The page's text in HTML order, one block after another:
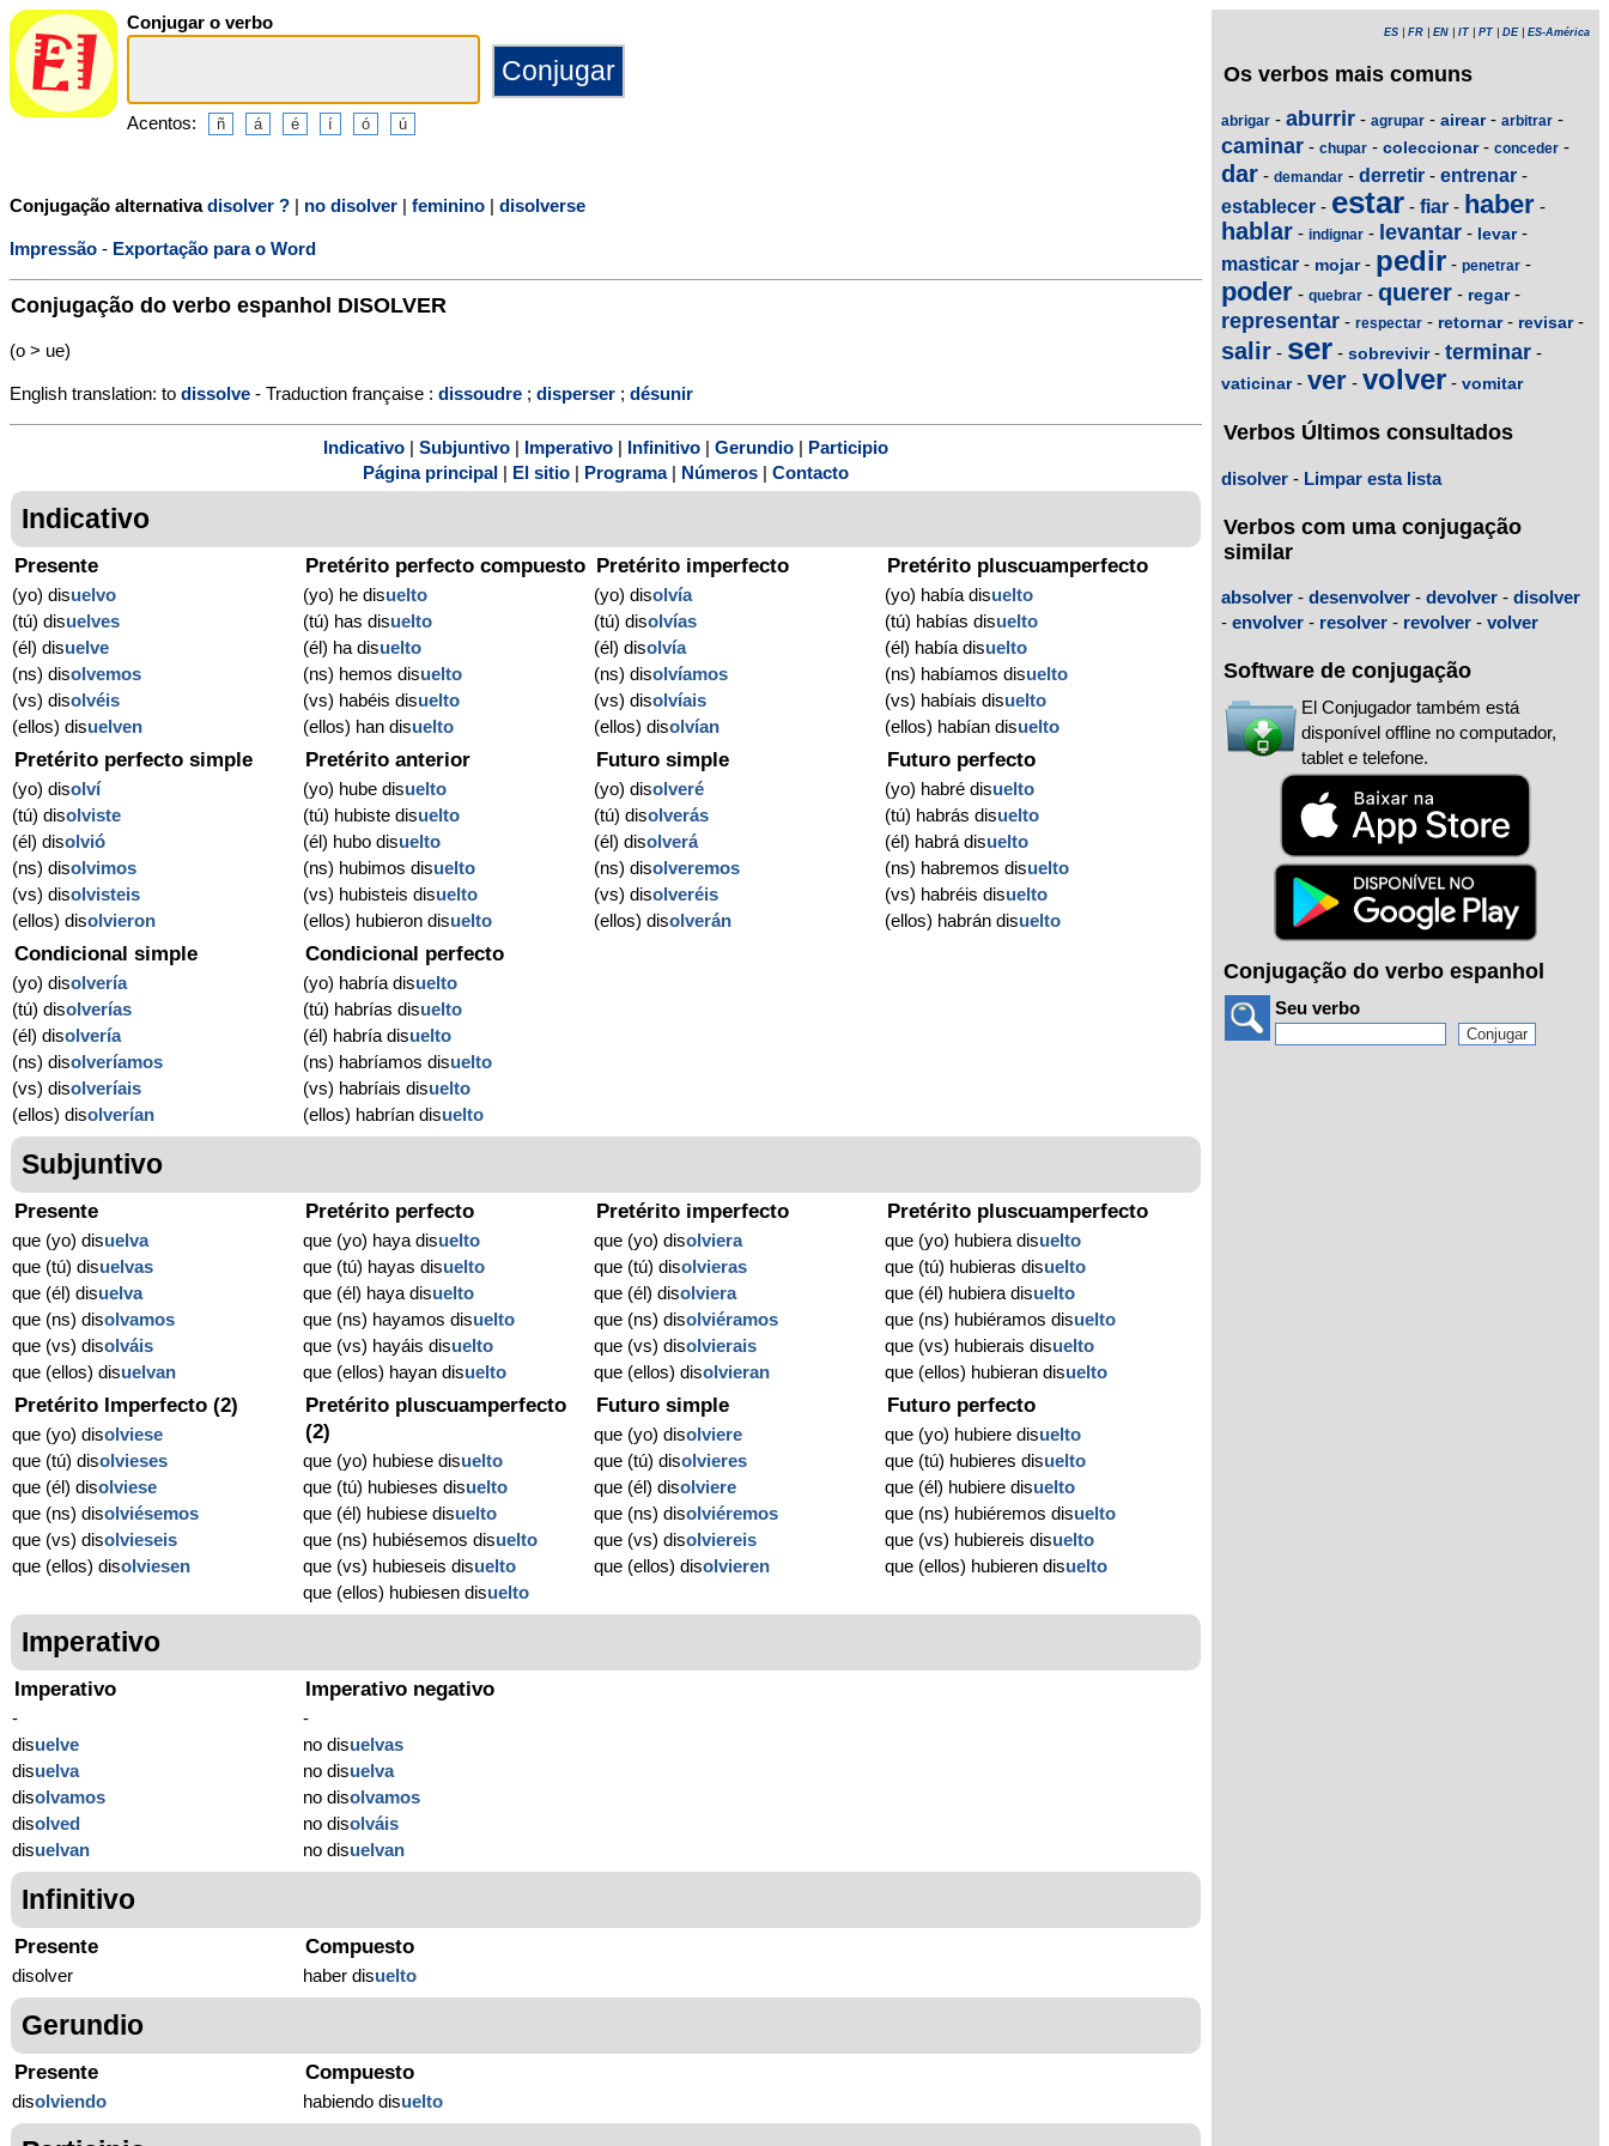
Conjugar o verbo
Acentos:
Conjugação alternativadisolver ? | no disolver | feminino | disolverse
Impressão - Exportação para o Word
Conjugação do verbo espanhol DISOLVER
(o > ue)
English translation: to dissolve - Traduction française : dissoudre ; disperser ; désunir
Indicativo | Subjuntivo | Imperativo | Infinitivo | Gerundio | Participio
Página principal | El sitio | Programa| Números | Contacto
Indicativo
Presente
(yo) disuelvo
(tú) disuelves
(él) disuelve
(ns) disolvemos
(vs) disolvéis
(ellos) disuelven
Pretérito perfecto compuesto
(yo) he disuelto
(tú) has disuelto
(él) ha disuelto
(ns) hemos disuelto
(vs) habéis disuelto
(ellos) han disuelto
Pretérito imperfecto
(yo) disolvía
(tú) disolvías
(él) disolvía
(ns) disolvíamos
(vs) disolvíais
(ellos) disolvían
Pretérito pluscuamperfecto
(yo) había disuelto
(tú) habías disuelto
(él) había disuelto
(ns) habíamos disuelto
(vs) habíais disuelto
(ellos) habían disuelto
Pretérito perfecto simple
(yo) disolví
(tú) disolviste
(él) disolvió
(ns) disolvimos
(vs) disolvisteis
(ellos) disolvieron
Pretérito anterior
(yo) hube disuelto
(tú) hubiste disuelto
(él) hubo disuelto
(ns) hubimos disuelto
(vs) hubisteis disuelto
(ellos) hubieron disuelto
Futuro simple
(yo) disolveré
(tú) disolverás
(él) disolverá
(ns) disolveremos
(vs) disolveréis
(ellos) disolverán
Futuro perfecto
(yo) habré disuelto
(tú) habrás disuelto
(él) habrá disuelto
(ns) habremos disuelto
(vs) habréis disuelto
(ellos) habrán disuelto
Condicional simple
(yo) disolvería
(tú) disolverías
(él) disolvería
(ns) disolveríamos
(vs) disolveríais
(ellos) disolverían
Condicional perfecto
(yo) habría disuelto
(tú) habrías disuelto
(él) habría disuelto
(ns) habríamos disuelto
(vs) habríais disuelto
(ellos) habrían disuelto
Subjuntivo
Presente
que (yo) disuelva
que (tú) disuelvas
que (él) disuelva
que (ns) disolvamos
que (vs) disolváis
que (ellos) disuelvan
Pretérito perfecto
que (yo) haya disuelto
que (tú) hayas disuelto
que (él) haya disuelto
que (ns) hayamos disuelto
que (vs) hayáis disuelto
que (ellos) hayan disuelto
Pretérito imperfecto
que (yo) disolviera
que (tú) disolvieras
que (él) disolviera
que (ns) disolviéramos
que (vs) disolvierais
que (ellos) disolvieran
Pretérito pluscuamperfecto
que (yo) hubiera disuelto
que (tú) hubieras disuelto
que (él) hubiera disuelto
que (ns) hubiéramos disuelto
que (vs) hubierais disuelto
que (ellos) hubieran disuelto
Pretérito Imperfecto (2)
que (yo) disolviese
que (tú) disolvieses
que (él) disolviese
que (ns) disolviésemos
que (vs) disolvieseis
que (ellos) disolviesen
Pretérito pluscuamperfecto
(2)
que (yo) hubiese disuelto
que (tú) hubieses disuelto
que (él) hubiese disuelto
que (ns) hubiésemos disuelto
que (vs) hubieseis disuelto
que (ellos) hubiesen disuelto
Futuro simple
que (yo) disolviere
que (tú) disolvieres
que (él) disolviere
que (ns) disolviéremos
que (vs) disolviereis
que (ellos) disolvieren
Futuro perfecto
que (yo) hubiere disuelto
que (tú) hubieres disuelto
que (él) hubiere disuelto
que (ns) hubiéremos disuelto
que (vs) hubiereis disuelto
que (ellos) hubieren disuelto
Imperativo
Imperativo
-
disuelve
disuelva
disolvamos
disolved
disuelvan
Imperativo negativo
-
no disuelvas
no disuelva
no disolvamos
no disolváis
no disuelvan
Infinitivo
Presente
disolver
Compuesto
haber disuelto
Gerundio
Presente
disolviendo
Compuesto
habiendo disuelto
ES FR EN IT PT DE| ES-América
Os verbos mais comuns
abrigar - aburrir - agrupar - airear- arbitrar -
caminar - chupar - coleccionar- conceder -
dar - demandar - derretir - entrenar -
establecer - estar - fiar - haber -
hablar - indignar - levantar - levar-
masticar - mojar- pedir - penetrar -
poder - quebrar - querer - regar-
representar - respectar - retornar- revisar-
salir - ser - sobrevivir- terminar -
vaticinar- ver - volver - vomitar
Verbos Últimos consultados
disolver - Limpar esta lista
Verbos com uma conjugação
similar
absolver - desenvolver - devolver - disolver
- envolver - resolver - revolver - volver
Software de conjugação
El Conjugador também está
disponível offline no computador,
tablet e telefone.
Conjugação do verbo espanhol
Seu verbo